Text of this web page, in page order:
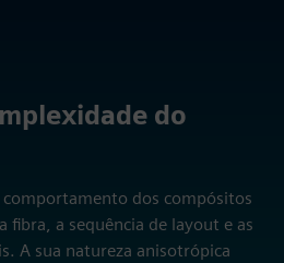
do
dos compósitos
fibra, a sequência de layout e as
A sua natureza anisotrópica